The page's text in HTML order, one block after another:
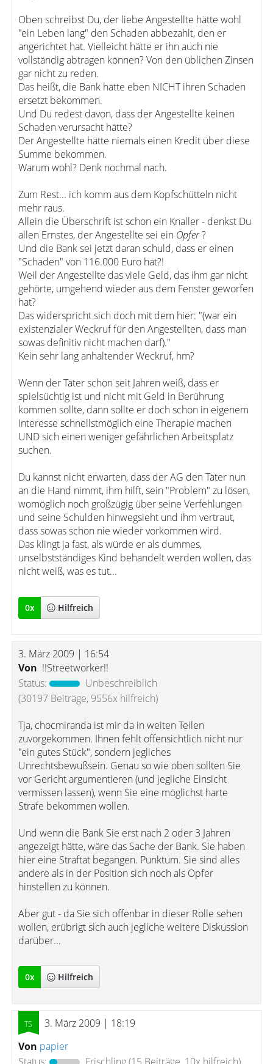
Oben schreibst Du, der liebe Angestellte hätte wohl
"ein Leben lang" den Schaden abbezahlt, den er
angerichtet hat. Vielleicht hätte er ihn auch nie
vollständig abtragen können? Von den üblichen Zinsen
gar nicht zu reden.
Das heißt, die Bank hätte eben NICHT ihren Schaden
ersetzt bekommen.
Und Du redest davon, dass der Angestellte keinen
Schaden verursacht hätte?
Der Angestellte hätte niemals einen Kredit über diese
Summe bekommen.
Warum wohl? Denk nochmal nach.
Zum Rest... ich komm aus dem Kopfschütteln nicht
mehr raus.
Allein die Überschrift ist schon ein Knaller - denkst Du
allen Ernstes, der Angestellte sei ein Opfer?
Und die Bank sei jetzt daran schuld, dass er einen
"Schaden" von 116.000 Euro hat?!
Weil der Angestellte das viele Geld, das ihm gar nicht
gehörte, umgehend wieder aus dem Fenster geworfen
hat?
Das widerspricht sich doch mit dem hier: "(war ein
existenzialer Weckruf für den Angestellten, dass man
sowas definitiv nicht machen darf)."
Kein sehr lang anhaltender Weckruf, hm?
Wenn der Täter schon seit Jahren weiß, dass er
spielsüchtig ist und nicht mit Geld in Berührung
kommen sollte, dann sollte er doch schon in eigenem
Interesse schnellstmöglich eine Therapie machen
UND sich einen weniger gefährlichen Arbeitsplatz
suchen.
Du kannst nicht erwarten, dass der AG den Täter nun
an die Hand nimmt, ihm hilft, sein "Problem" zu lösen,
womöglich noch großzügig über seine Verfehlungen
und seine Schulden hinwegsieht und ihm vertraut,
dass sowas schon nie wieder vorkommen wird.
Das klingt ja fast, als würde er als dummes,
unselbstständiges Kind behandelt werden wollen, das
nicht weiß, was es tut...
0x Hilfreich
3. März 2009 | 16:54
Von !!Streetworker!!
Status:
Unbeschreiblich
(30197 Beiträge, 9556x hilfreich)
Tja, chocmiranda ist mir da in weiten Teilen
zuvorgekommen. Ihnen fehlt offensichtlich nicht nur
"ein gutes Stück", sondern jegliches
Unrechtsbewußsein. Genau so wie oben sollten Sie
vor Gericht argumentieren (und jegliche Einsicht
vermissen lassen), wenn Sie eine möglichst harte
Strafe bekommen wollen.
Und wenn die Bank Sie erst nach 2 oder 3 Jahren
angezeigt hätte, wäre das Sache der Bank. Sie haben
hier eine Straftat begangen. Punktum. Sie sind alles
andere als in der Position sich noch als Opfer
hinstellen zu können.
Aber gut - da Sie sich offenbar in dieser Rolle sehen
wollen, erübrigt sich auch jegliche weitere Diskussion
darüber...
0x Hilfreich
3. März 2009 | 18:19
Von papier